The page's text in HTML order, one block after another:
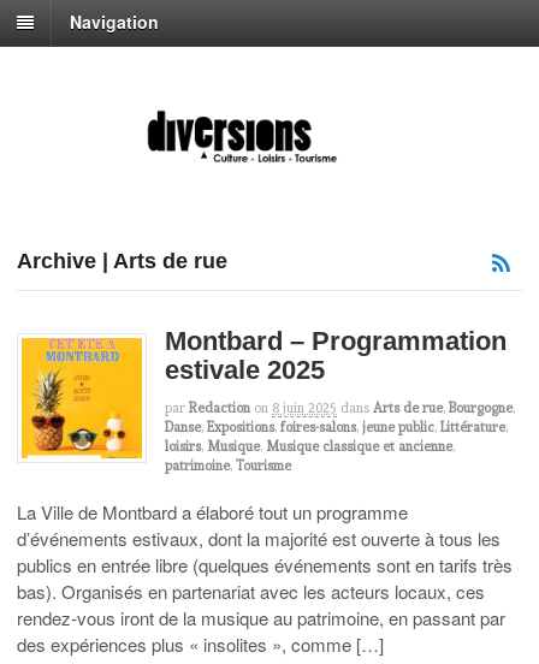
Navigation
Archive | Arts de rue
Montbard – Programmation
estivale 2025
par Redaction on 8 juin 2025 dans Arts de rue, Bourgogne,
Danse, Expositions, foires-salons, jeune public, Littérature,
loisirs, Musique, Musique classique et ancienne,
patrimoine, Tourisme
La Ville de Montbard a élaboré tout un programme
d’événements estivaux, dont la majorité est ouverte à tous les
publics en entrée libre (quelques événements sont en tarifs très
bas). Organisés en partenariat avec les acteurs locaux, ces
rendez-vous iront de la musique au patrimoine, en passant par
des expériences plus « insolites », comme […]